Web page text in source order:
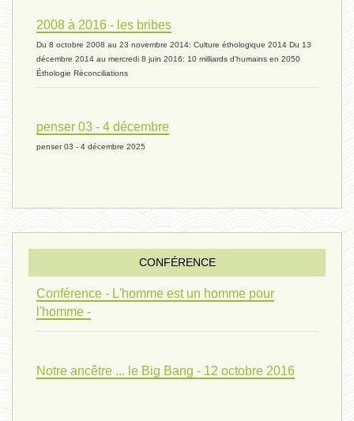
univers 11 - 28 mars 2024*
penser 01 - 9 février 2024 *
univers 09 V4 - 26 janvier 2024 *
2008 à 2016 - les bribes
Du 8 octobre 2008 au 23 novembre 2014: Culture éthologique 2014 Du 13
décembre 2014 au mercredi 8 juin 2016: 10 milliards d'humains en 2050
Éthologie Réconciliations
penser 03 - 4 décembre
penser 03 - 4 décembre 2025
CONFÉRENCE
Conférence - L'homme est un homme pour
l'homme -
Notre ancêtre ... le Big Bang - 12 octobre 2016